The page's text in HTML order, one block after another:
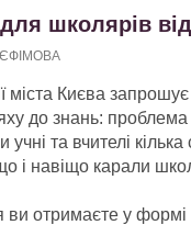
школярів
Києва запрошує
до знань: проблема
та вчителі
і навіщо карали
ви отримаєте у